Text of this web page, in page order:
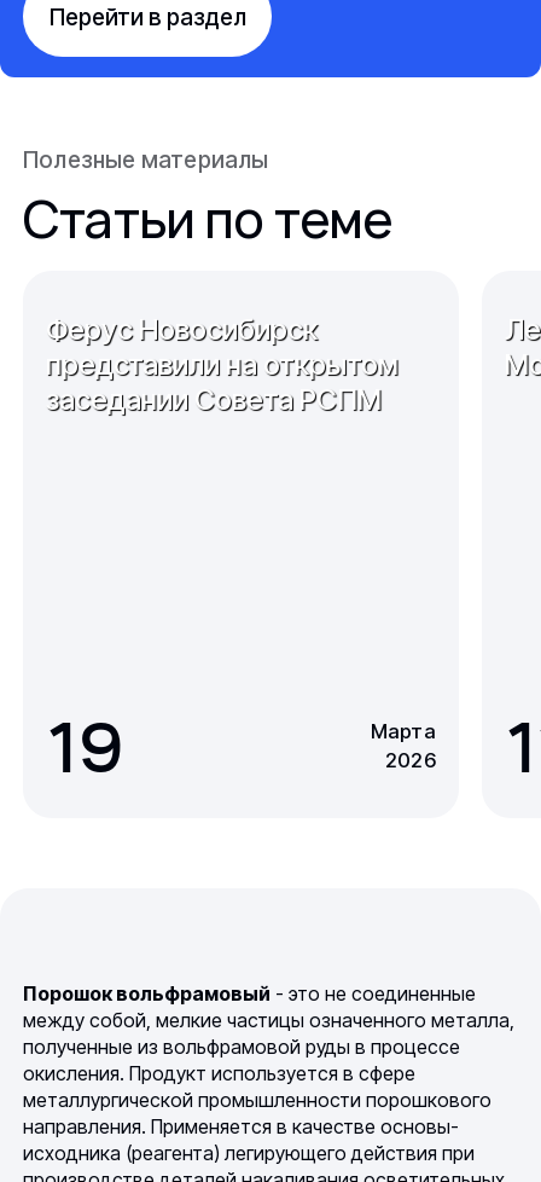
Перейти в раздел
Полезные материалы
Статьи по теме
Ферус Новосибирск
представили на открытом
заседании Совета РСПМ
19
Марта
2026
Порошок вольфрамовый - это не соединенные
между собой, мелкие частицы означенного металла,
полученные из вольфрамовой руды в процессе
окисления. Продукт используется в сфере
металлургической промышленности порошкового
направления. Применяется в качестве основы-
исходника (реагента) легирующего действия при